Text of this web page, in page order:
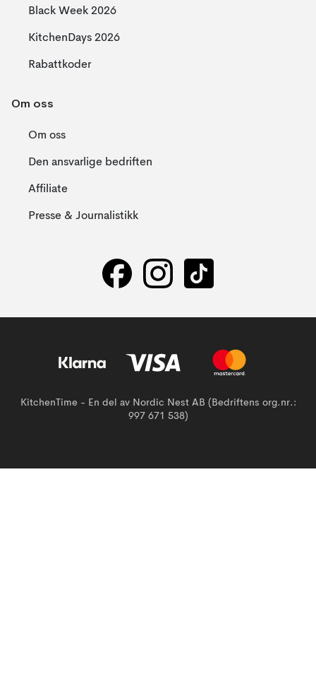
Black Week 2026
KitchenDays 2026
Rabattkoder
Om oss
Om oss
Den ansvarlige bedriften
Affiliate
Presse & Journalistikk
KitchenTime - En del av Nordic Nest AB (Bedriftens org.nr.:
997 671 538)